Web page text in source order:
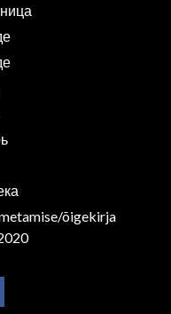
õigekirja